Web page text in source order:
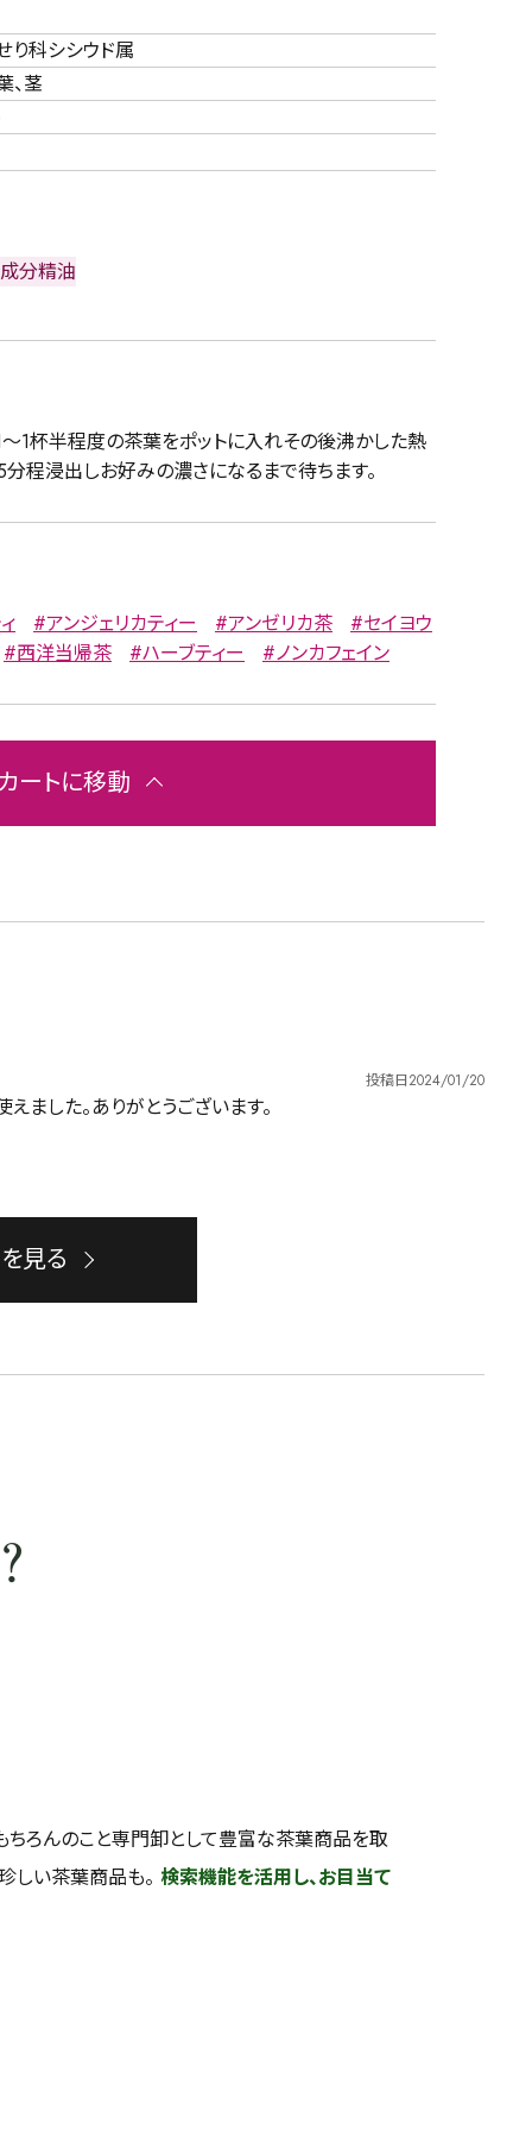
り科シシウド属
、茎
分精油
～1杯半程度の茶葉をポットに入れその後沸かした熱
程浸出しお好みの濃さになるまで待ちます。
#アンジェリカティー #アンゼリカ茶
#セイヨウ
#西洋当帰茶 #ハーブティー #ノンカフェイン
カートに移動
投稿日2024/01/20
ました。ありがとうございます。
見る
ろんのこと専門卸として豊富な茶葉商品を取
しい茶葉商品も。検索機能を活用し、お目当て